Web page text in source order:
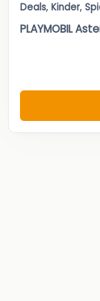
Deals, Kinder,
PLAYMOBIL